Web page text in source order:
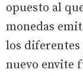
opuesto al
monedas
los diferentes
nuevo envite